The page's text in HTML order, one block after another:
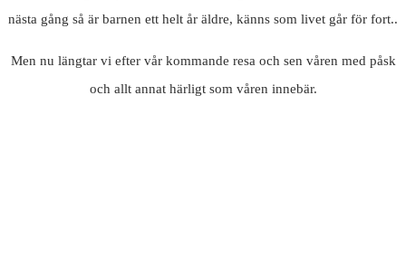
nästa gång så är barnen ett helt år äldre, känns som livet går för fort..
Men nu längtar vi efter vår kommande resa och sen våren med påsk
och allt annat härligt som våren innebär.